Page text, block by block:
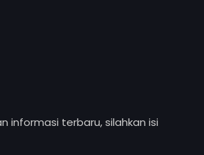
informasi terbaru, silahkan isi